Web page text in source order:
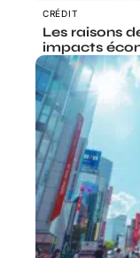
CRÉDIT
Les raisons
impacts